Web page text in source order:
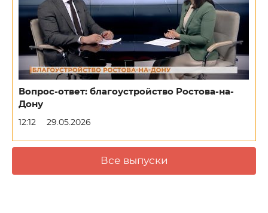
Вопрос-ответ: благоустройство Ростова-на-
Дону
12:12 29.05.2026
Все выпуски